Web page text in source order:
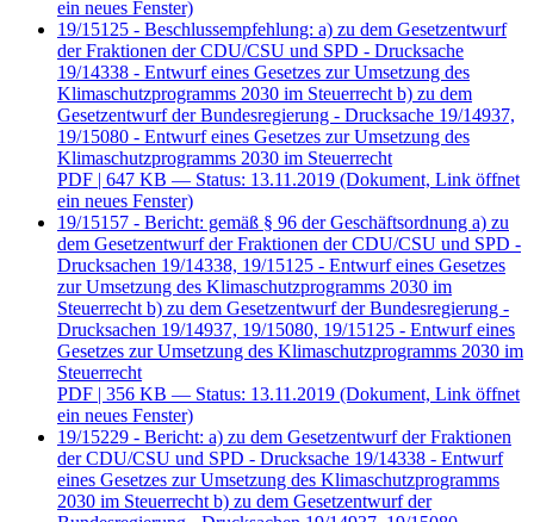
ein neues Fenster)
19/15125 - Beschlussempfehlung: a) zu dem Gesetzentwurf
der Fraktionen der CDU/CSU und SPD - Drucksache
19/14338 - Entwurf eines Gesetzes zur Umsetzung des
Klimaschutzprogramms 2030 im Steuerrecht b) zu dem
Gesetzentwurf der Bundesregierung - Drucksache 19/14937,
19/15080 - Entwurf eines Gesetzes zur Umsetzung des
Klimaschutzprogramms 2030 im Steuerrecht
PDF | 647 KB — Status: 13.11.2019 (Dokument, Link öffnet
ein neues Fenster)
19/15157 - Bericht: gemäß § 96 der Geschäftsordnung a) zu
dem Gesetzentwurf der Fraktionen der CDU/CSU und SPD -
Drucksachen 19/14338, 19/15125 - Entwurf eines Gesetzes
zur Umsetzung des Klimaschutzprogramms 2030 im
Steuerrecht b) zu dem Gesetzentwurf der Bundesregierung -
Drucksachen 19/14937, 19/15080, 19/15125 - Entwurf eines
Gesetzes zur Umsetzung des Klimaschutzprogramms 2030 im
Steuerrecht
PDF | 356 KB — Status: 13.11.2019 (Dokument, Link öffnet
ein neues Fenster)
19/15229 - Bericht: a) zu dem Gesetzentwurf der Fraktionen
der CDU/CSU und SPD - Drucksache 19/14338 - Entwurf
eines Gesetzes zur Umsetzung des Klimaschutzprogramms
2030 im Steuerrecht b) zu dem Gesetzentwurf der